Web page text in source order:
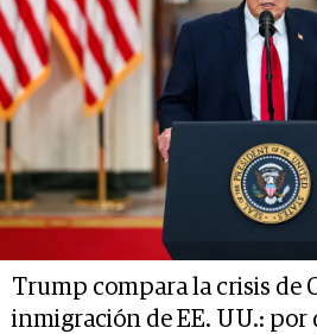
Trump compara la crisis de
inmigración de EE. UU.: por